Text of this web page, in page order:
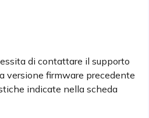
di contattare il supporto
versione firmware precedente
indicate nella scheda